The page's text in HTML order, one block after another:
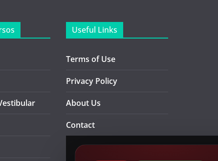
Useful Links
Terms of Use
Privacy Policy
About Us
Contact